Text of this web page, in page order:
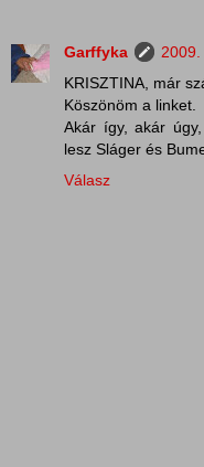
Garffyka
2009.
KRISZTINA, már
Köszönöm a linket.
Akár így, akár
lesz Sláger és
Válasz